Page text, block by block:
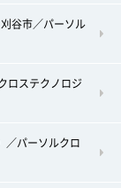
谷市／パーソル
ロステクノロジ
／パーソルクロ